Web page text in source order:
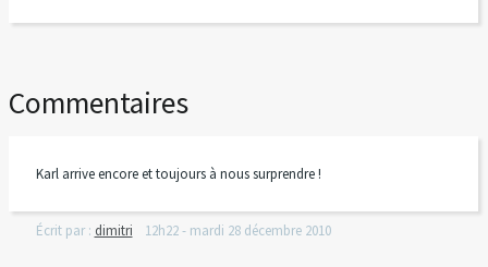
Commentaires
Karl arrive encore et toujours à nous surprendre !
Écrit par : dimitri 12h22- mardi 28 décembre 2010